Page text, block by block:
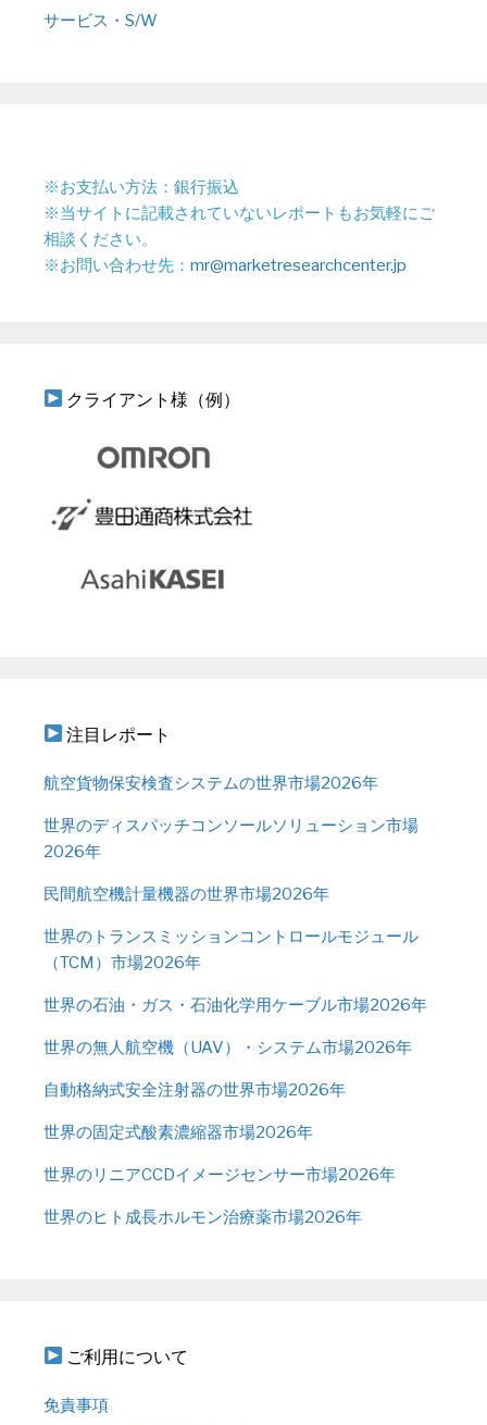
サービス・S/W
※お支払い方法：銀行振込
※当サイトに記載されていないレポートもお気軽にご
相談ください。
※お問い合わせ先： mr@marketresearchcenter.jp
クライアント様（例）
注目レポート
航空貨物保安検査システムの世界市場2026年
世界のディスパッチコンソールソリューション市場
2026年
民間航空機計量機器の世界市場2026年
世界のトランスミッションコントロールモジュール
（TCM）市場2026年
世界の石油・ガス・石油化学用ケーブル市場2026年
世界の無人航空機（UAV）・システム市場2026年
自動格納式安全注射器の世界市場2026年
世界の固定式酸素濃縮器市場2026年
世界のリニアCCDイメージセンサー市場2026年
世界のヒト成長ホルモン治療薬市場2026年
ご利用について
免責事項